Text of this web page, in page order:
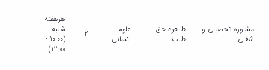
مشاوره تحصیلی و
شغلی
طاهره حق
طلب
علوم
انسانی
2
هرهفته
شنبه
(10:00 -
12:00)